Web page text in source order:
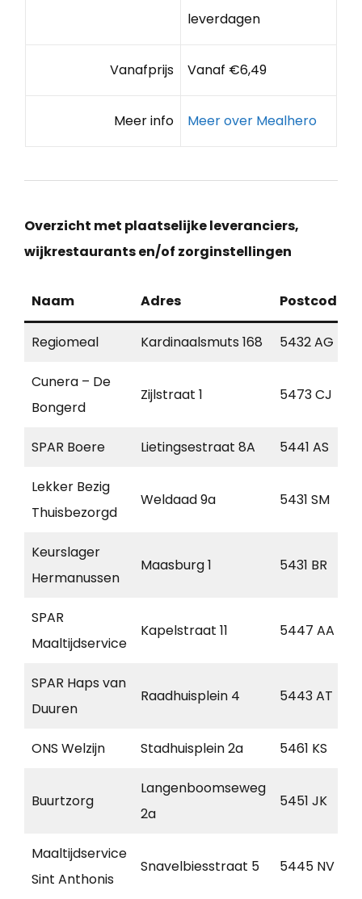
leverdagen
Vanafprijs Vanaf €6,49
Meer info Meer over Mealhero
Overzicht met plaatselijke leveranciers,
wijkrestaurants en/of zorginstellingen
Naam Adres Postcode
Regiomeal Kardinaalsmuts 168 5432 AG
Cunera – De
Bongerd
Zijlstraat 1 5473 CJ
SPAR Boere Lietingsestraat 8A 5441 AS
Lekker Bezig
Thuisbezorgd
Weldaad 9a 5431 SM
Keurslager
Hermanussen
Maasburg 1 5431 BR
SPAR
Maaltijdservice
Kapelstraat 11 5447 AA
SPAR Haps van
Duuren
Raadhuisplein 4 5443 AT
ONS Welzijn Stadhuisplein 2a 5461 KS
Buurtzorg
Langenboomseweg
2a
5451 JK
Maaltijdservice
Sint Anthonis
Snavelbiesstraat 5 5445 NV